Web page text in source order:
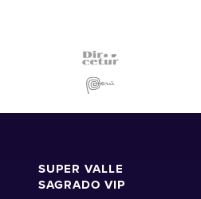
SUPER VALLE
SAGRADO VIP